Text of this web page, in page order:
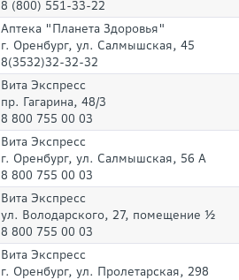
8 (800) 551-33-22
Аптека "Планета Здоровья"
г. Оренбург, ул. Салмышская, 45
8(3532)32-32-32
Вита Экспресс
пр. Гагарина, 48/3
8 800 755 00 03
Вита Экспресс
г. Оренбург, ул. Салмышская, 56 А
8 800 755 00 03
Вита Экспресс
ул. Володарского, 27, помещение ½
8 800 755 00 03
Вита Экспресс
г. Оренбург, ул. Пролетарская, 298